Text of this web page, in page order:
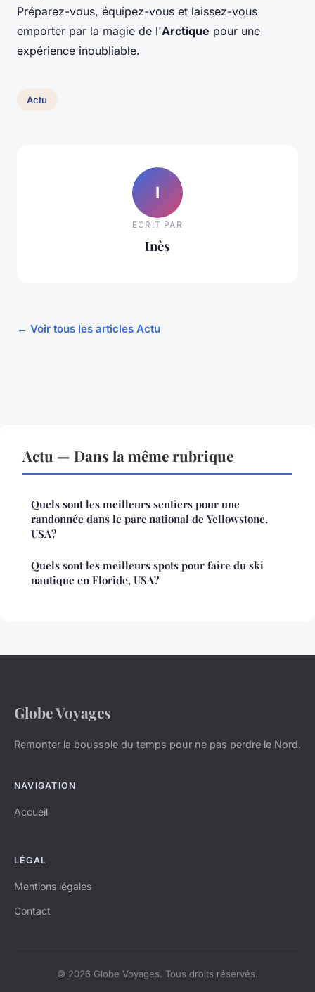
Préparez-vous, équipez-vous et laissez-vous
emporter par la magie de l'Arctique pour une
expérience inoubliable.
Actu
I
ECRIT PAR
Inès
← Voir tous les articles Actu
Actu — Dans la même rubrique
Quels sont les meilleurs sentiers pour une
randonnée dans le parc national de Yellowstone,
USA?
Quels sont les meilleurs spots pour faire du ski
nautique en Floride, USA?
Globe Voyages
Remonter la boussole du temps pour ne pas perdre le Nord.
NAVIGATION
Accueil
LÉGAL
Mentions légales
Contact
© 2026 Globe Voyages. Tous droits réservés.